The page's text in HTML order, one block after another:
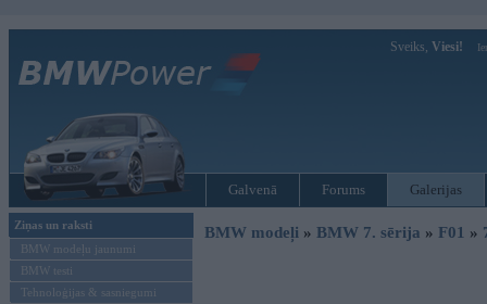
Sveiks, Viesi!
Galvenā Forums Galerijas
Ziņas un raksti
BMW modeļu jaunumi
BMW testi
Tehnoloģijas & sasniegumi
BMW modeļi » BMW 7. sērija » F01 »